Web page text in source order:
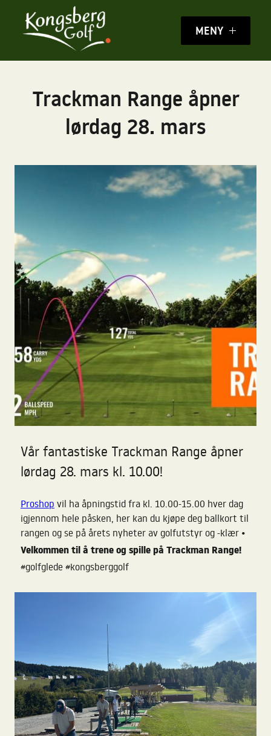
MENY
Trackman Range åpner
lørdag 28. mars
Vår fantastiske Trackman Range åpner
lørdag 28. mars kl. 10.00!
Proshop vil ha åpningstid fra kl. 10.00-15.00 hver dag
igjennom hele påsken, her kan du kjøpe deg ballkort til
rangen og se på årets nyheter av golfutstyr og -klær •
Velkommen til å trene og spille på Trackman Range!
#golfglede #kongsberggolf